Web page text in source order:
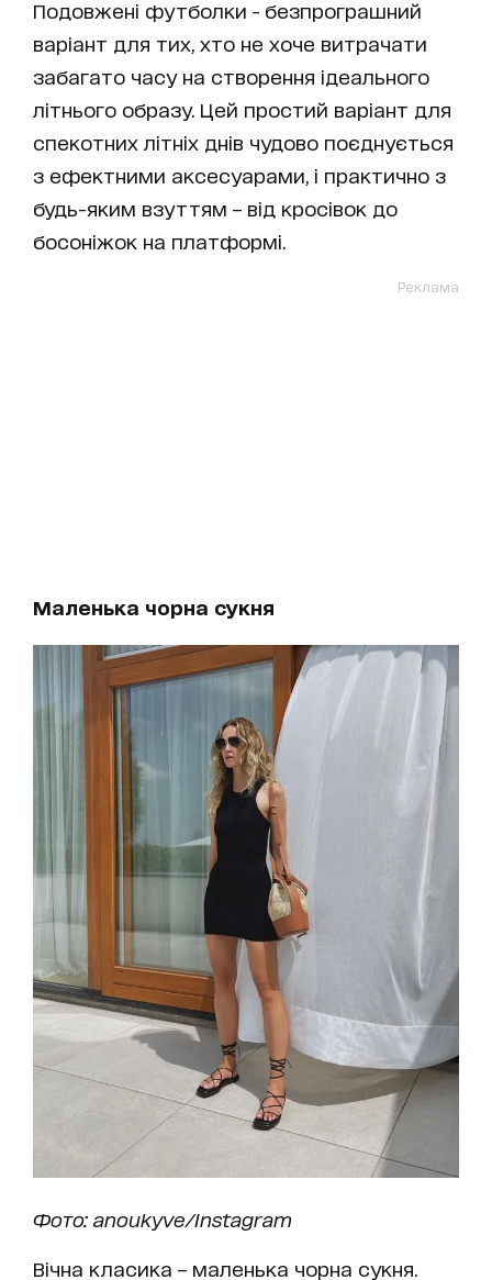
Подовжені футболки - безпрограшний
варіант для тих, хто не хоче витрачати
забагато часу на створення ідеального
літнього образу. Цей простий варіант для
спекотних літніх днів чудово поєднується
з ефектними аксесуарами, і практично з
будь-яким взуттям – від кросівок до
босоніжок на платформі.
Реклама
Маленька чорна сукня
Фото: anoukyve/Instagram
Вічна класика – маленька чорна сукня.